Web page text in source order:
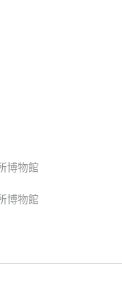
博物館
博物館